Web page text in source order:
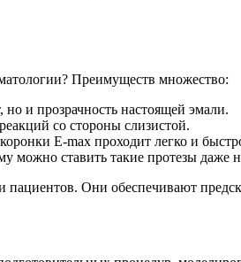
Преимуществ множество:
и прозрачность настоящей эмали.
со стороны слизистой.
E-max проходит легко и
можно ставить такие протезы даже
Они обеспечивают